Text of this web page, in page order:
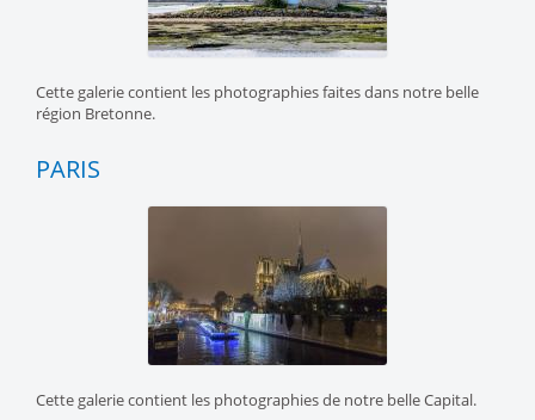
Cette galerie contient les photographies faites dans notre belle
région Bretonne.
PARIS
Cette galerie contient les photographies de notre belle Capital.